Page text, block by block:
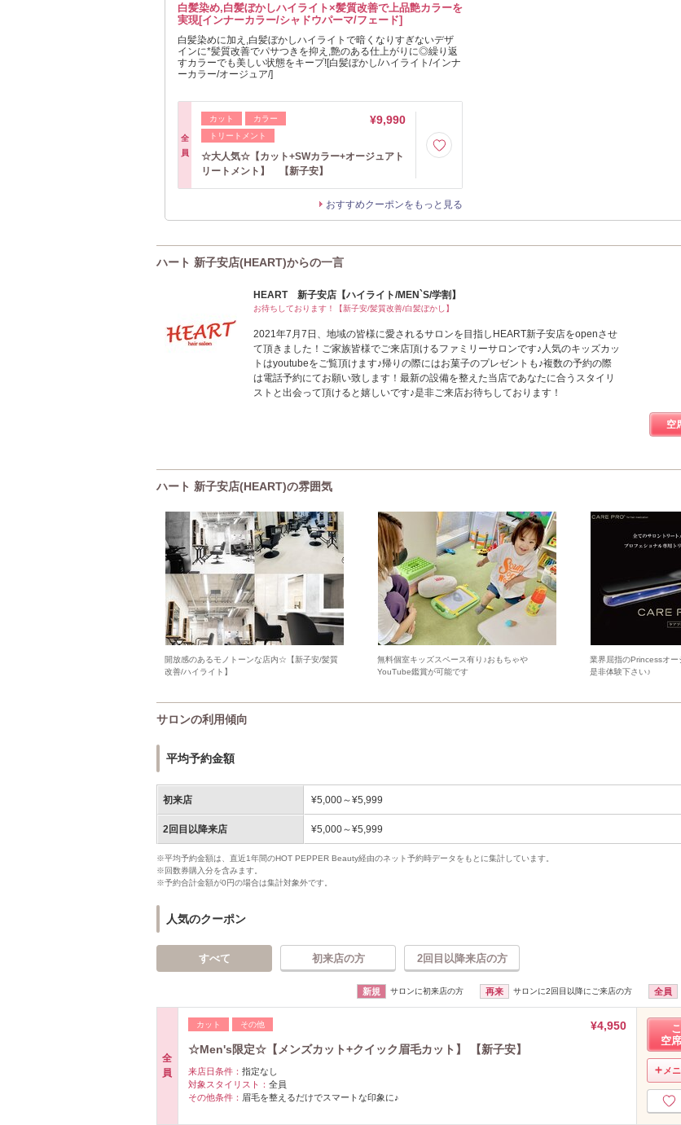
白髪染め,白髪ぼかしハイライト×髪質改善で上品艶カラーを
実現[インナーカラー/シャドウパーマ/フェード]
白髪染めに加え,白髪ぼかしハイライトで暗くなりすぎないデザ
インに*髪質改善でパサつきを抑え,艶のある仕上がりに◎繰り返
すカラーでも美しい状態をキープ![白髪ぼかし/ハイライト/インナ
ーカラー/オージュア/]
全
員
カット
カラー
トリートメント
¥9,990
☆大人気☆【カット+SWカラー+オージュアト
リートメント】 【新子安】
おすすめクーポンをもっと見る
ハート 新子安店(HEART)からの一言
HEART 新子安店【ハイライト/MEN`S/学割】
お待ちしております！【新子安/髪質改善/白髪ぼかし】
2021年7月7日、地域の皆様に愛されるサロンを目指しHEART新子安店をopenさせ
て頂きました！ご家族皆様でご来店頂けるファミリーサロンです♪人気のキッズカッ
トはyoutubeをご覧頂けます♪帰りの際にはお菓子のプレゼントも♪複数の予約の際
は電話予約にてお願い致します！最新の設備を整えた当店であなたに合うスタイリ
ストと出会って頂けると嬉しいです♪是非ご来店お待ちしております！
空
ハート 新子安店(HEART)の雰囲気
開放感のあるモノトーンな店内☆【新子安/髪質
改善/ハイライト】
無料個室キッズスペース有り♪おもちゃや
YouTube鑑賞が可能です
業界屈指のPrincessオ
是非体験下さい♪
サロンの利用傾向
平均予約金額
初来店 ¥5,000～¥5,999
2回目以降来店 ¥5,000～¥5,999
※平均予約金額は、直近1年間のHOT PEPPER Beauty経由のネット予約時データをもとに集計しています。
※回数券購入分を含みます。
※予約合計金額が0円の場合は集計対象外です。
人気のクーポン
すべて 初来店の方 2回目以降来店の方
新規 サロンに初来店の方 再来 サロンに2回目以降にご来店の方 全員
全
員
カット その他
¥4,950
☆Men's限定☆【メンズカット+クイック眉毛カット】 【新子安】
来店日条件： 指定なし
対象スタイリスト： 全員
その他条件： 眉毛を整えるだけでスマートな印象に♪
空
メ